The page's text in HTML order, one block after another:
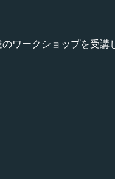
ワークショップを受講